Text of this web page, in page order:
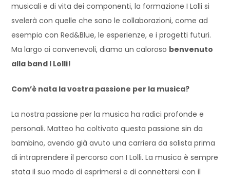
musicali e di vita dei componenti, la formazione I Lolli si
svelerà con quelle che sono le collaborazioni, come ad
esempio con Red&Blue, le esperienze, e i progetti futuri.
Ma largo ai convenevoli, diamo un caloroso benvenuto
alla band I Lolli!
Com’è nata la vostra passione per la musica?
La nostra passione per la musica ha radici profonde e
personali. Matteo ha coltivato questa passione sin da
bambino, avendo già avuto una carriera da solista prima
di intraprendere il percorso con I Lolli. La musica è sempre
stata il suo modo di esprimersi e di connettersi con il